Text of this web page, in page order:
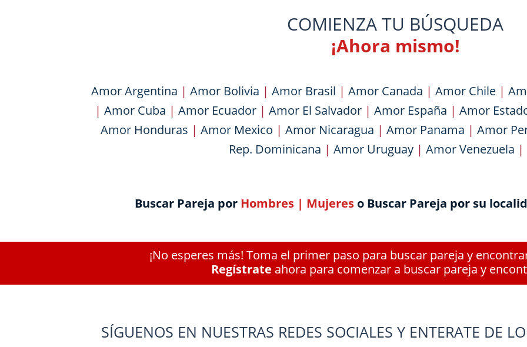
COMIENZA TU BÚSQUEDA
¡Ahora mismo!
Amor Argentina | Amor Bolivia | Amor Brasil | Amor Canada | Amor Chile |
| Amor Cuba | Amor Ecuador | Amor El Salvador | Amor España | Amor
Amor Honduras | Amor Mexico | Amor Nicaragua | Amor Panama | Amor
Rep. Dominicana | Amor Uruguay| Amor Venezuela |
Buscar Pareja por Hombres| Mujereso Buscar Pareja por su
¡No esperes más! Toma el primer paso para buscar pareja y
Regístrate ahora para comenzar a buscar pareja y
SÍGUENOS EN NUESTRAS REDES SOCIALES Y ENTERATE DE